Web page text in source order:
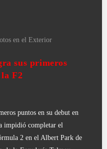
en el Exterior
sus primeros
F2
puntos en su debut en
impidió completar el
2 en el Albert Park de